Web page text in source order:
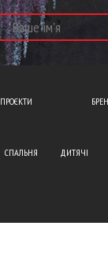
ПРОЄКТИ
СПАЛЬНЯ ДИТЯЧІ